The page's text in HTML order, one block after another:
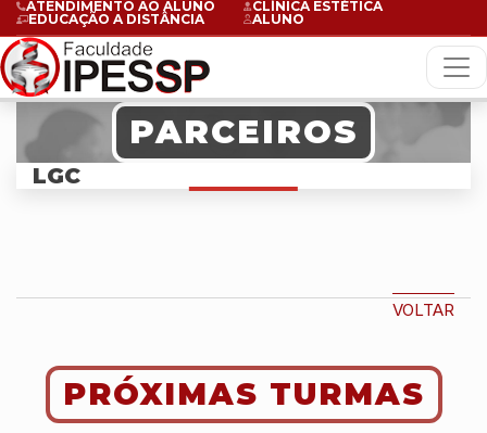
ATENDIMENTO AO ALUNO
CLÍNICA ESTÉTICA
EDUCAÇÃO A DISTÂNCIA
ALUNO
PARCEIROS
LGC
VOLTAR
PRÓXIMAS TURMAS